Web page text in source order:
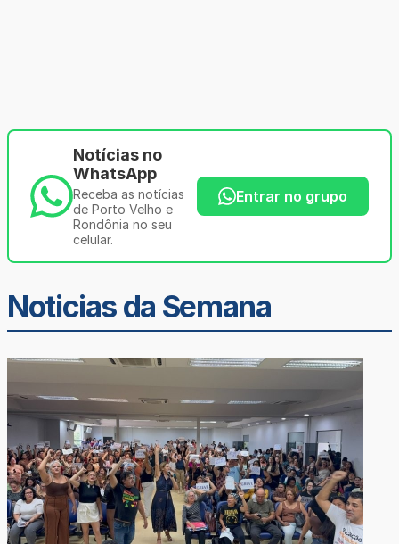
Notícias no
WhatsApp
Receba as notícias
de Porto Velho e
Rondônia no seu
celular.
Entrar no grupo
Noticias da Semana